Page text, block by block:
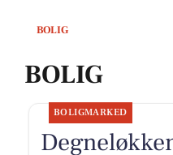
BOLIG
BOLIG
BOLIGMARKED